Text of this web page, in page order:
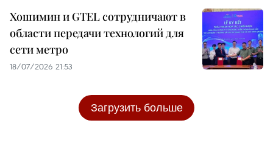
Хошимин и GTEL сотрудничают в
области передачи технологий для
сети метро
18/07/2026 21:53
Загрузить больше